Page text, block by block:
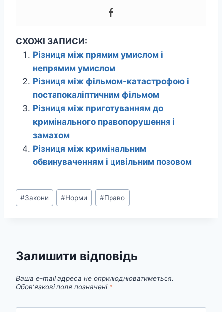
СХОЖІ ЗАПИСИ:
Різниця між прямим умислом і
непрямим умислом
Різниця між фільмом-катастрофою і
постапокаліптичним фільмом
Різниця між приготуванням до
кримінального правопорушення і
замахом
Різниця між кримінальним
обвинуваченням і цивільним позовом
Позначки
запису:
#Закони #Норми #Право
Залишити відповідь
Ваша e-mail адреса не оприлюднюватиметься.
Обов’язкові поля позначені *